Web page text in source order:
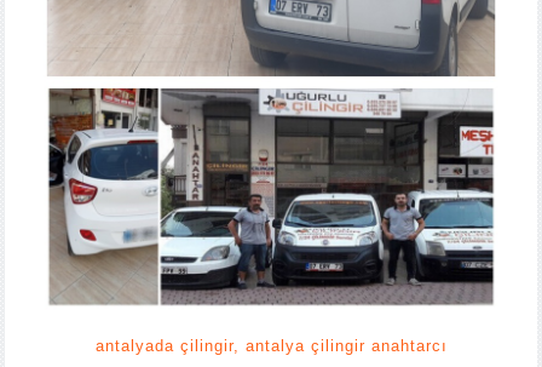
antalyada çilingir, antalya çilingir anahtarcı